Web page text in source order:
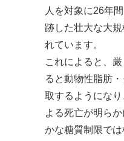
人を対象に26年
跡した壮大な大
れています。
これによると、
ると動物性脂肪
取するようにな
よる死亡が明ら
かな糖質制限で